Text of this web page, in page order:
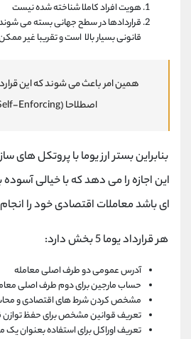
هویت افراد کاملا شناخته شده نیست
قراردادها در سطح جهانی بسته می
قانونی بسیار بالا است و تقریبا غیر
همین امر باعث می شوند که این
اصطلاحا (Self-Enforcing) باشند.
بنابراین بستر ارز یوما با پروتکل های
این اجازه را می دهد که با خیالی
ای باشد معاملات اقتصادی خود را
هر قرارداد یوما 5 بخش دارد:
آدرس عمومی دو طرف اصلی معامله
حساب مارجین برای دوم طرف اصلی
مشخص کردن شرط های اقتصادی و
تعریف قوانین مشخص برای حفظ توازن
تعریف اوراکل برای استفاده بعنوان یک